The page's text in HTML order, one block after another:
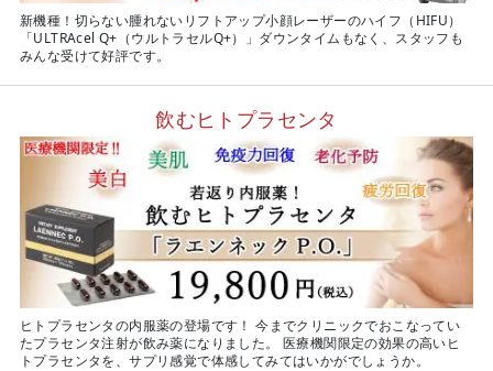
新機種！切らない腫れないリフトアップ小顔レーザーのハイフ（HIFU）
「ULTRAcel Q+（ウルトラセルQ+）」ダウンタイムもなく、スタッフも
みんな受けて好評です。
飲むヒトプラセンタ
ヒトプラセンタの内服薬の登場です！ 今までクリニックでおこなってい
たプラセンタ注射が飲み薬になりました。 医療機関限定の効果の高いヒ
トプラセンタを、サプリ感覚で体感してみてはいかがでしょうか。